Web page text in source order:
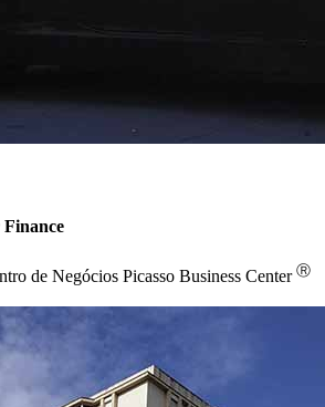
de Negócios Picasso Business Center Ⓡ